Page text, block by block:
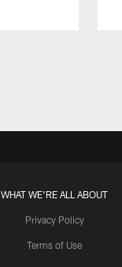
WHAT WE'RE ALL ABOUT
Privacy Policy
Terms of Use